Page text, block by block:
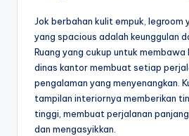
Jok berbahan kulit empuk, legroom
yang spacious adalah keunggulan
Ruang yang cukup untuk
dinas kantor membuat setiap
pengalaman yang menyenangkan.
tampilan interiornya memberikan
tinggi, membuat perjalanan
dan mengasyikkan.